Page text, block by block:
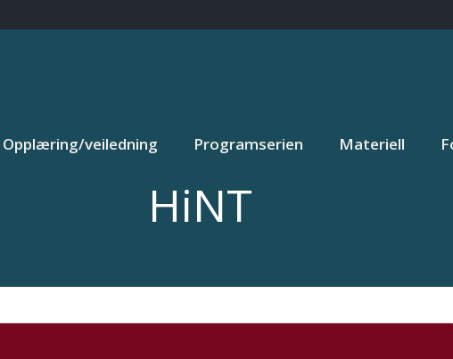
Opplæring/veiledning Programserien Materiell
HiNT